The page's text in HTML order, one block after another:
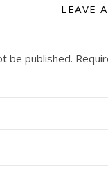
LEAVE
be published.